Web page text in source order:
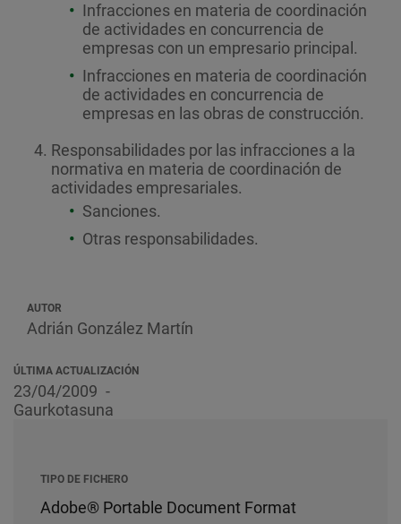
Infracciones en materia de coordinación
de actividades en concurrencia de
empresas con un empresario principal.
Infracciones en materia de coordinación
de actividades en concurrencia de
empresas en las obras de construcción.
Responsabilidades por las infracciones a la
normativa en materia de coordinación de
actividades empresariales.
Sanciones.
Otras responsabilidades.
AUTOR
Adrián González Martín
ÚLTIMA ACTUALIZACIÓN
23/04/2009
Gaurkotasuna
TIPO DE FICHERO
Adobe® Portable Document Format